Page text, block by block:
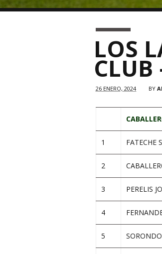
LOS
CLUB
26 ENERO, 2024 BY
1 FATECHE
2
3 PERELIS
4
5